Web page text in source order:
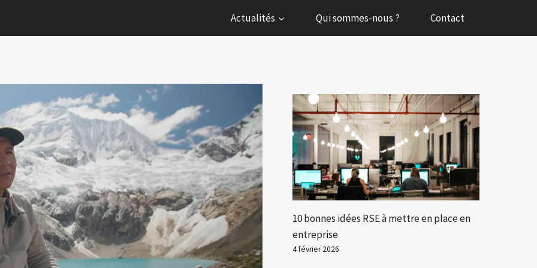
Actualités Qui sommes-nous ? Contact
10 bonnes idées RSE à mettre en place en
entreprise
4 février 2026